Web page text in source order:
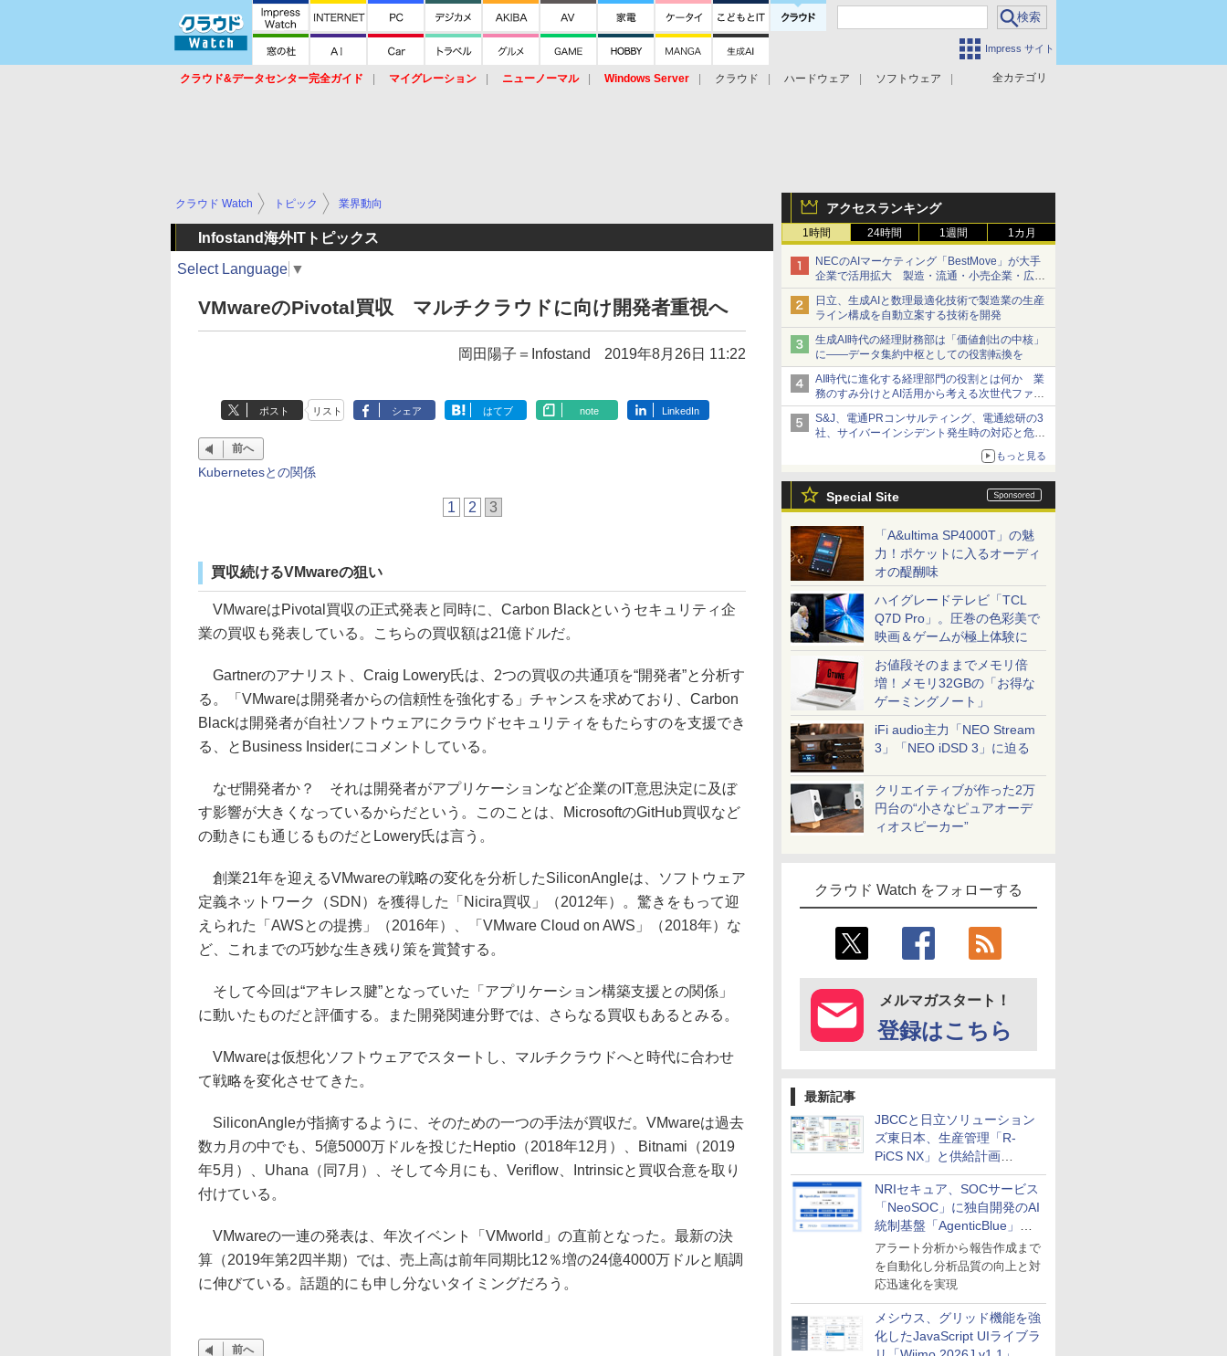
Impress サイト
全カテゴリ
クラウド&データセンター完全ガイド マイグレーション ニューノーマル Windows Server クラウド ハードウェア
ソフトウェア
アクセスランキング
1時間 24時間 1週間 1カ月
NECのAIマーケティング「BestMove」が大手
企業で活用拡大 製造・流通・小売企業・広告
代理店などが実装フェーズへ
日立、生成AIと数理最適化技術で製造業の生産
ライン構成を自動立案する技術を開発
生成AI時代の経理財務部は「価値創出の中核」
に――データ集約中枢としての役割転換を
AI時代に進化する経理部門の役割とは何か 業
務のすみ分けとAI活用から考える次世代ファイ
ナンス戦略
S&J、電通PRコンサルティング、電通総研の3
社、サイバーインシデント発生時の対応と危機
管理広報を一体的に訓練するプログラムを提供
もっと見る
Special Site
「A&ultima SP4000T」の魅
力！ポケットに入るオーディ
オの醍醐味
ハイグレードテレビ「TCL
Q7D Pro」。圧巻の色彩美で
映画＆ゲームが極上体験に
お値段そのままでメモリ倍
増！メモリ32GBの「お得な
ゲーミングノート」
iFi audio主力「NEO Stream
3」「NEO iDSD 3」に迫る
クリエイティブが作った2万
円台の“小さなピュアオーデ
ィオスピーカー”
クラウド Watch をフォローする
メルマガスタート！
登録はこちら
最新記事
JBCCと日立ソリューション
ズ東日本、生産管理「R-
PiCS NX」と供給計画
「scSQUARE ISP」の連携サ
ービスを提供開始
NRIセキュア、SOCサービス
「NeoSOC」に独自開発のAI
統制基盤「AgenticBlue」を
導入
アラート分析から報告作成まで
を自動化し分析品質の向上と対
応迅速化を実現
メシウス、グリッド機能を強
化したJavaScript UIライブラ
クラウド Watch トピック 業界動向
Infostand海外ITトピックス
Select Language ▼
VMwareのPivotal買収 マルチクラウドに向け開発者重視へ
岡田陽子＝Infostand 2019年8月26日 11:22
ポスト リスト シェア はてブ note LinkedIn
前へ
Kubernetesとの関係
1 2 3
買収続けるVMwareの狙い
VMwareはPivotal買収の正式発表と同時に、Carbon Blackというセキュリティ企
業の買収も発表している。こちらの買収額は21億ドルだ。
Gartnerのアナリスト、Craig Lowery氏は、2つの買収の共通項を“開発者”と分析す
る。「VMwareは開発者からの信頼性を強化する」チャンスを求めており、Carbon
Blackは開発者が自社ソフトウェアにクラウドセキュリティをもたらすのを支援でき
る、とBusiness Insiderにコメントしている。
なぜ開発者か？ それは開発者がアプリケーションなど企業のIT意思決定に及ぼ
す影響が大きくなっているからだという。このことは、MicrosoftのGitHub買収など
の動きにも通じるものだとLowery氏は言う。
創業21年を迎えるVMwareの戦略の変化を分析したSiliconAngleは、ソフトウェア
定義ネットワーク（SDN）を獲得した「Nicira買収」（2012年）。驚きをもって迎
えられた「AWSとの提携」（2016年）、「VMware Cloud on AWS」（2018年）な
ど、これまでの巧妙な生き残り策を賞賛する。
そして今回は“アキレス腱”となっていた「アプリケーション構築支援との関係」
に動いたものだと評価する。また開発関連分野では、さらなる買収もあるとみる。
VMwareは仮想化ソフトウェアでスタートし、マルチクラウドへと時代に合わせ
て戦略を変化させてきた。
SiliconAngleが指摘するように、そのための一つの手法が買収だ。VMwareは過去
数カ月の中でも、5億5000万ドルを投じたHeptio（2018年12月）、Bitnami（2019
年5月）、Uhana（同7月）、そして今月にも、Veriflow、Intrinsicと買収合意を取り
付けている。
VMwareの一連の発表は、年次イベント「VMworld」の直前となった。最新の決
算（2019年第2四半期）では、売上高は前年同期比12％増の24億4000万ドルと順調
に伸びている。話題的にも申し分ないタイミングだろう。
前へ